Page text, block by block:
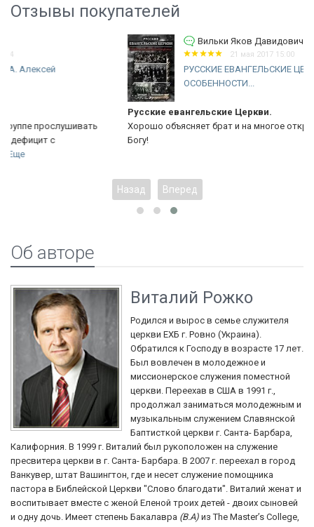
Отзывы покупателей
Вильки Яков Давидович
21 мая 2017 15:00
РУССКИЕ ЕВАНГЕЛЬСКИЕ ЦЕРКВИ.
ОСОБЕННОСТИ...
Русские евангельские Церкви.
Хорошо объясняет брат и на многое открыл мои глаза.Слава
Богу!
Назад Вперед
Об авторе
Виталий Рожко
Родился и вырос в семье служителя
церкви ЕХБ г. Ровно (Украина).
Обратился к Господу в возрасте 17 лет.
Был вовлечен в молодежное и
миссионерское служения поместной
церкви. Переехав в США в 1991 г.,
продолжал заниматься молодежным и
музыкальным служением Славянской
Баптисткой церкви г. Санта- Барбара,
Калифорния. В 1999 г. Виталий был рукоположен на служение
пресвитера церкви в г. Санта- Барбара. В 2007 г. переехал в город
Ванкувер, штат Вашингтон, где и несет служение помощника
пастора в Библейской Церкви "Слово благодати". Виталий женат и
воспитывает вместе с женой Еленой троих детей - двоих сыновей
и одну дочь. Имеет степень Бакалавра (B.A) из The Master’s College,